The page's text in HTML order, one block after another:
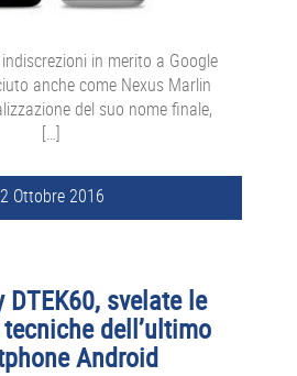
in merito a Google
anche come Nexus Marlin
del suo nome finale,
[…]
2 Ottobre 2016
DTEK60, svelate le
dell’ultimo
Android